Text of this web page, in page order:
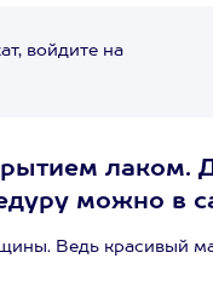
войдите на
лаком.
можно в
Ведь красивый